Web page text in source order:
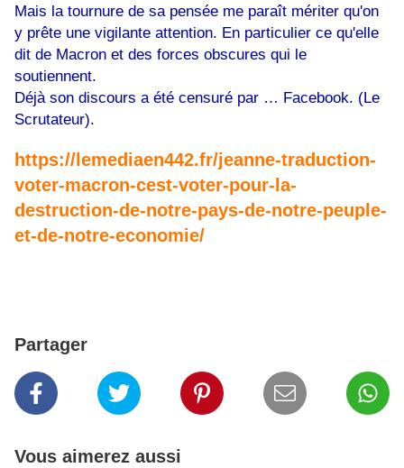
Mais la tournure de sa pensée me paraît mériter qu'on
y prête une vigilante attention. En particulier ce qu'elle
dit de Macron et des forces obscures qui le
soutiennent.
Déjà son discours a été censuré par … Facebook. (Le
Scrutateur).
https://lemediaen442.fr/jeanne-traduction-
voter-macron-cest-voter-pour-la-
destruction-de-notre-pays-de-notre-peuple-
et-de-notre-economie/
Partager
Vous aimerez aussi